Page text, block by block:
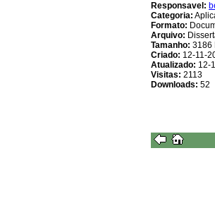
Responsavel:
Categoria:
Formato:
Arquivo:
Tamanho: 3186
Criado: 12-11-
Atualizado: 12-
Visitas: 2113
Downloads: 52